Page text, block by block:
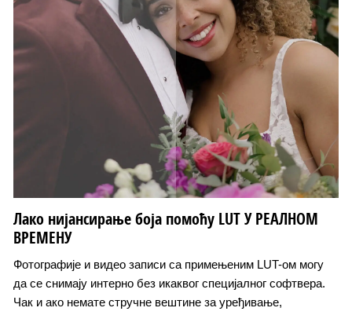
Лако нијансирање боја помоћу LUT У РЕАЛНОМ
ВРЕМЕНУ
Фотографије и видео записи са примењеним LUT-ом могу
да се снимају интерно без икаквог специјалног софтвера.
Чак и ако немате стручне вештине за уређивање,